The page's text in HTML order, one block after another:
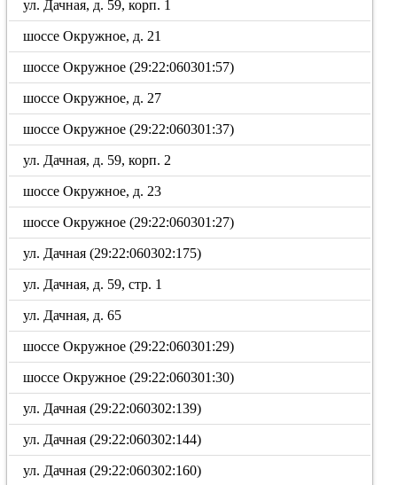
ул. Дачная, д. 59, корп. 1
шоссе Окружное, д. 21
шоссе Окружное (29:22:060301:57)
шоссе Окружное, д. 27
шоссе Окружное (29:22:060301:37)
ул. Дачная, д. 59, корп. 2
шоссе Окружное, д. 23
шоссе Окружное (29:22:060301:27)
ул. Дачная (29:22:060302:175)
ул. Дачная, д. 59, стр. 1
ул. Дачная, д. 65
шоссе Окружное (29:22:060301:29)
шоссе Окружное (29:22:060301:30)
ул. Дачная (29:22:060302:139)
ул. Дачная (29:22:060302:144)
ул. Дачная (29:22:060302:160)